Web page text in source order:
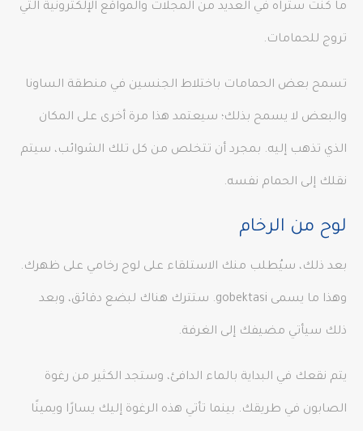
ما كنت ستراه في العديد من المجلات والمواقع الإلكترونية التي
تروج للحمامات.
تسمح بعض الحمامات باختلاط الجنسين في منطقة الساونا
والبعض لا يسمح بذلك؛ سيعتمد هذا مرة أخرى على المكان
الذي تذهب إليه. بمجرد أن تتخلص من كل تلك الشوائب، سيتم
نقلك إلى الحمام نفسه.
لوح من الرخام
بعد ذلك، سيُطلب منك الاستلقاء على لوح رخامي على ظهرك.
وهذا ما يسمى gobektasi. ستترك هناك لبضع دقائق، وبعد
ذلك سيأتي مضيفك إلى الغرفة.
يتم نقعك في البداية بالماء الدافئ، وستجد الكثير من رغوة
الصابون في طريقك. بينما تأتي هذه الرغوة إليك يسارًا ويمينًا